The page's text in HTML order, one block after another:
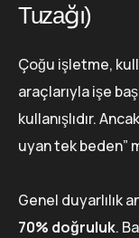
Tuzağı)
Çoğu işletme,
araçlarıyla işe
kullanışlıdır.
uyan tek beden”
Genel duyarlılık
70% doğruluk.